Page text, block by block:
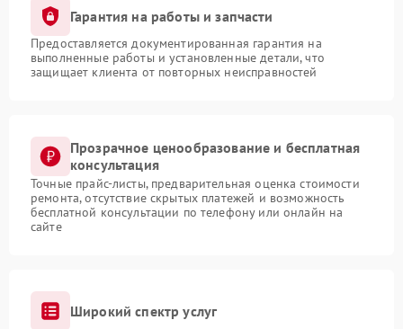
Гарантия на работы и запчасти
Предоставляется документированная гарантия на
выполненные работы и установленные детали, что
защищает клиента от повторных неисправностей
Прозрачное ценообразование и бесплатная
консультация
Точные прайс-листы, предварительная оценка стоимости
ремонта, отсутствие скрытых платежей и возможность
бесплатной консультации по телефону или онлайн на
сайте
Широкий спектр услуг